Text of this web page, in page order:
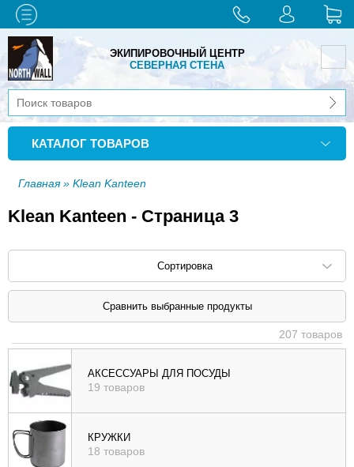
ЭКИПИРОВОЧНЫЙ ЦЕНТР
СЕВЕРНАЯ СТЕНА
КАТАЛОГ ТОВАРОВ
Главная» Klean Kanteen
Klean Kanteen - Страница 3
Сортировка
Сортировать по: наименованию (
убыв
), цене (
возр
|
убыв
207 товаров
АКСЕССУАРЫ ДЛЯ ПОСУДЫ
19 товаров
КРУЖКИ
18 товаров